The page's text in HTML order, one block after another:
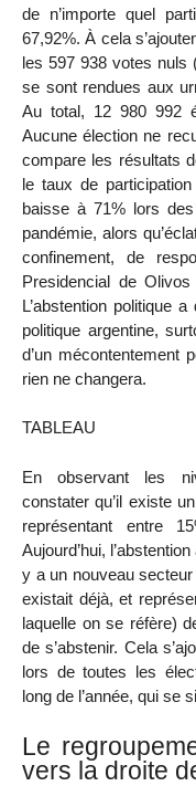
de n’importe quel
67,92%. À cela
les 597 938 votes nuls
se sont rendues aux
Au total, 12 980 992
Aucune élection ne
compare les résultats
le taux de
baisse à 71% lors
pandémie, alors
confinement, de
Presidencial de
L’abstention politique
politique argentine,
d’un mécontentement
rien ne changera.
TABLEAU
En observant les
constater qu’il existe
représentant entre
Aujourd’hui,
y a un nouveau secteur
existait déjà, et
laquelle on se réfère)
de s’abstenir. Cela
lors de toutes les
long de l’année, qui se
Le
vers la droite